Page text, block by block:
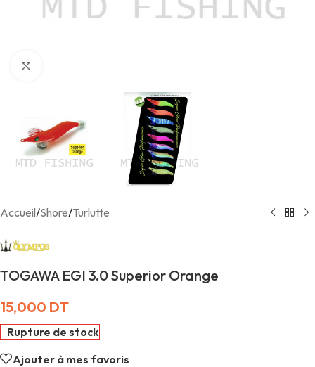
Accueil/Shore/Turlutte
TOGAWA EGI 3.0 Superior Orange
15,000 DT
Rupture de stock
Ajouter à mes favoris